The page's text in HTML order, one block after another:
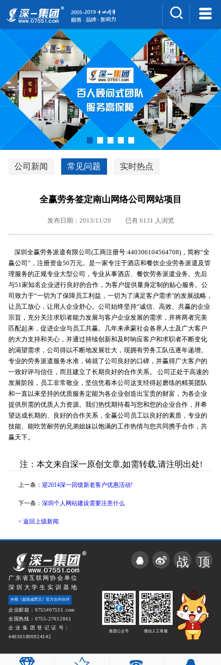
集团介绍
人才招聘
案例展示
新闻中心
深一风采
联系我们
深优通系统V3.0
深一集团优势
外地客户专栏
工单提交
公司新闻 常见问题 实时热点
全赢劳务签定南山网络公司网站项目
发布日期：2013/11/20 已有 6131 人浏览
深圳全赢劳务派遣有限公司(工商注册号:440306104564708)，简称“全
赢公司”，注册资金50万元。是一家专注于酒店和餐饮企业劳务派遣及管
理服务的正规专业大型公司，专业从事酒店、餐饮劳务派遣业务。先后
与51家知名企业进行良好的合作，为客户提供量身定制的贴心服务。公
司致力于“一切为了保障员工利益，一切为了满足客户需求″的发展战略，
让员工放心，让用人企业舒心。公司始终坚持“诚信、高效、共赢的企业
宗旨，充分关注求职者能力发展与客户企业发展的需求，并将两者完美
匹配起来，促进企业与员工共赢。几年来承蒙社会各界人士及广大客户
的大力支持和关心，并通过持续创新和及时响应客户和求职者不断变化
的渴望需求，公司得以不断地发展壮大，现拥有劳务工队伍逐年递增。
专业的劳务派遣服务水准，铸就了公司良好的口碑，并赢得广大客户的
一致好评与信任，而且建立了长期良好的合作关系。 公司正处于高速的
发展阶段，员工非常敬业，坚信凭着本公司这支经得起磨练的精英团队
和一直以来坚持的优质服务定能为各企业创造出宝贵的财富，为各企业
提供所需的优质人力资源。我们热忱期待着与您和您的企业合作，并希
望达成长期的、良好的合作关系，全赢公司员工以良好的素质，专业的
技能、能吃苦耐劳的兄弟姐妹以饱满的工作热情与您共同携手合作，共
赢天下。
注：本文来自深一原创文章,如需转载,请注明出处!
上一条： 迎2014深一回馈新老客户优惠活动!
下一条： 深圳个人网站建设需要注意什么
< 返回上级新闻
广东省互联网协会单位
深圳大学生实训基地
央视《超级减肥王》官方合作伙伴
企业邮箱：0755#07551.com
全国热线：0755-27612861
企 业 集 团 登 记 证 号：
440301800024142
战 顶
集团公众号 微信人工客服